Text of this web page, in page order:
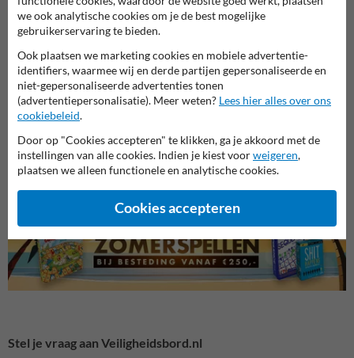
Veiligheidsborden voor
terrein
Veiligheidsborden
Stel je vraag aan Veiligheidsbord.nl
we ook analytische cookies om je de best mogelijke
gebruikerservaring te bieden.
Ook plaatsen we marketing cookies en mobiele advertentie-
identifiers, waarmee wij en derde partijen gepersonaliseerde en
niet-gepersonaliseerde advertenties tonen
(advertentiepersonalisatie). Meer weten? Lees hier alles over ons
cookiebeleid.
Door op "Cookies accepteren" te klikken, ga je akkoord met de
instellingen van alle cookies. Indien je kiest voorweigeren,
plaatsen we alleen functionele en analytische cookies.
Cookies accepteren